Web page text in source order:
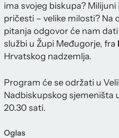
ima svojeg biskupa?
pričesti – velike milosti? Na
pitanja odgovor će nam
službi u Župi Međugorje, fra
Hrvatskog nadzemlja.
Program će se održati u
Nadbiskupskog sjemeništa
20.30 sati.
Oglas